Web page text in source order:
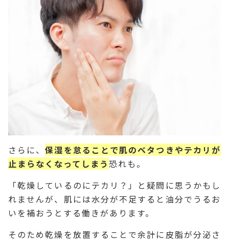
さらに、保湿を怠ることで肌のベタつきやテカリが
止まらなくなってしまう 恐れも。
「乾燥しているのにテカリ？」と疑問に思うかもし
れませんが、肌には水分が不足すると油分でうるお
いを補おうとする働きがあります。
そのため乾燥を放置することで余計に皮脂が分泌さ